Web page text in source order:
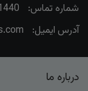
شماره تماس:
آدرس ایمیل:
درباره ما